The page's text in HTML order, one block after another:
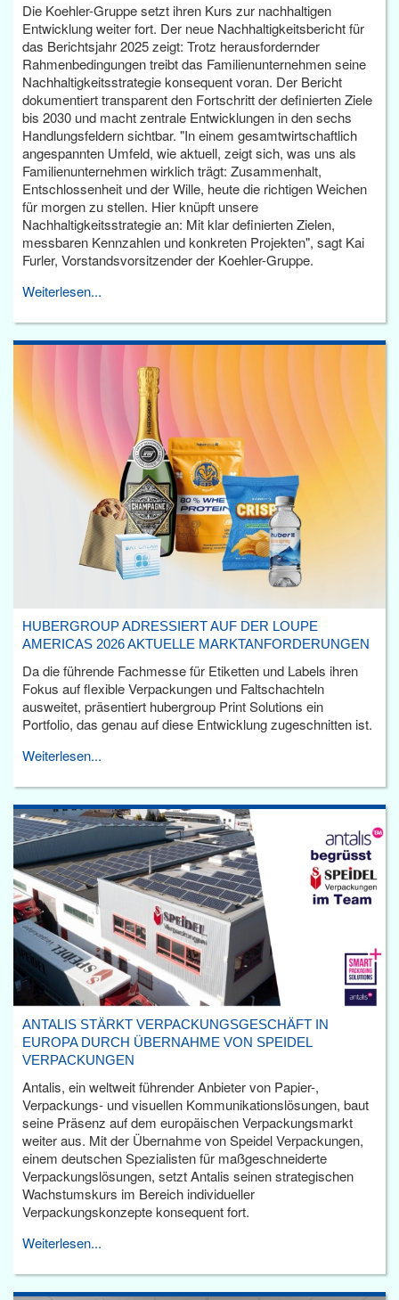
Die Koehler-Gruppe setzt ihren Kurs zur nachhaltigen
Entwicklung weiter fort. Der neue Nachhaltigkeitsbericht für
das Berichtsjahr 2025 zeigt: Trotz herausfordernder
Rahmenbedingungen treibt das Familienunternehmen seine
Nachhaltigkeitsstrategie konsequent voran. Der Bericht
dokumentiert transparent den Fortschritt der definierten Ziele
bis 2030 und macht zentrale Entwicklungen in den sechs
Handlungsfeldern sichtbar. "In einem gesamtwirtschaftlich
angespannten Umfeld, wie aktuell, zeigt sich, was uns als
Familienunternehmen wirklich trägt: Zusammenhalt,
Entschlossenheit und der Wille, heute die richtigen Weichen
für morgen zu stellen. Hier knüpft unsere
Nachhaltigkeitsstrategie an: Mit klar definierten Zielen,
messbaren Kennzahlen und konkreten Projekten", sagt Kai
Furler, Vorstandsvorsitzender der Koehler-Gruppe.
Weiterlesen...
HUBERGROUP ADRESSIERT AUF DER LOUPE
AMERICAS 2026 AKTUELLE MARKTANFORDERUNGEN
Da die führende Fachmesse für Etiketten und Labels ihren
Fokus auf flexible Verpackungen und Faltschachteln
ausweitet, präsentiert hubergroup Print Solutions ein
Portfolio, das genau auf diese Entwicklung zugeschnitten ist.
Weiterlesen...
ANTALIS STÄRKT VERPACKUNGSGESCHÄFT IN
EUROPA DURCH ÜBERNAHME VON SPEIDEL
VERPACKUNGEN
Antalis, ein weltweit führender Anbieter von Papier-,
Verpackungs- und visuellen Kommunikationslösungen, baut
seine Präsenz auf dem europäischen Verpackungsmarkt
weiter aus. Mit der Übernahme von Speidel Verpackungen,
einem deutschen Spezialisten für maßgeschneiderte
Verpackungslösungen, setzt Antalis seinen strategischen
Wachstumskurs im Bereich individueller
Verpackungskonzepte konsequent fort.
Weiterlesen...